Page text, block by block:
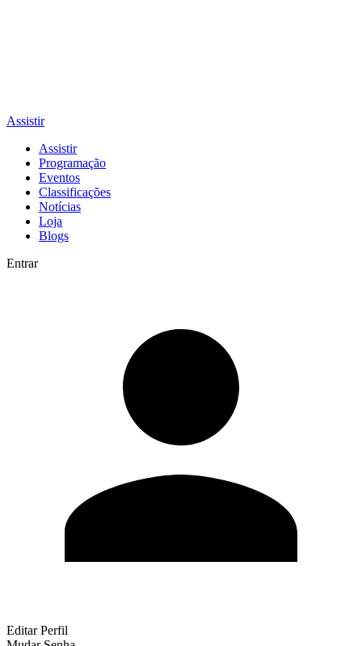
Assistir
Assistir
Programação
Eventos
Classificações
Notícias
Loja
Blogs
Entrar
Editar Perfil